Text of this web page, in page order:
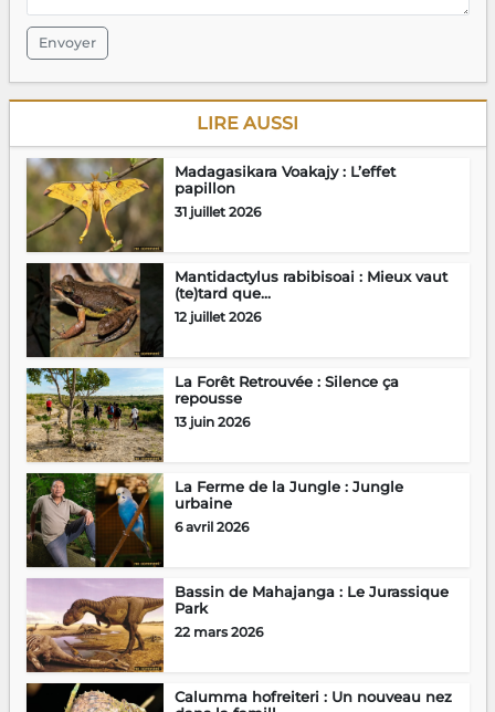
Envoyer
LIRE AUSSI
Madagasikara Voakajy : L’effet
papillon
31 juillet 2026
Mantidactylus rabibisoai : Mieux vaut
(te)tard que...
12 juillet 2026
La Forêt Retrouvée : Silence ça
repousse
13 juin 2026
La Ferme de la Jungle : Jungle
urbaine
6 avril 2026
Bassin de Mahajanga : Le Jurassique
Park
22 mars 2026
Calumma hofreiteri : Un nouveau nez